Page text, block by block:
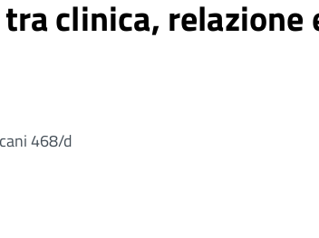
clinica,
468/d